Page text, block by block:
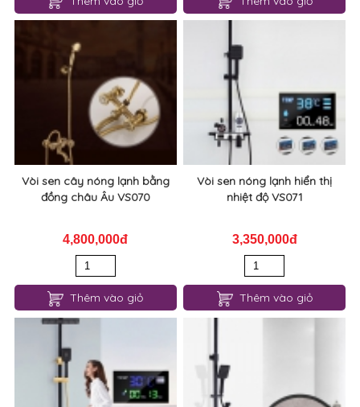
Vòi sen cây nóng lạnh bằng
đồng châu Âu VS070
4,800,000đ
Thêm vào giỏ
Vòi sen nóng lạnh hiển thị
nhiệt độ VS071
3,350,000đ
Thêm vào giỏ